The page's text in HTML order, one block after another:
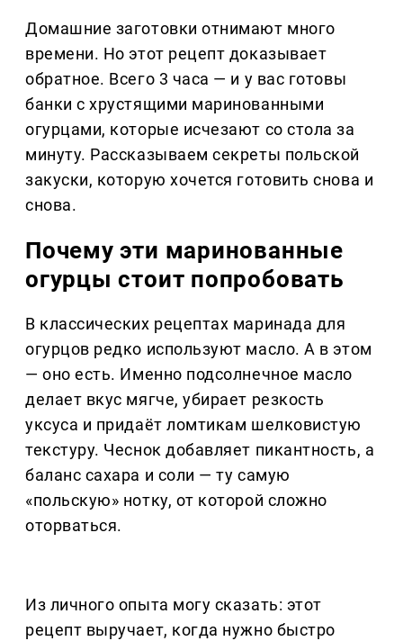
Домашние заготовки отнимают много
времени. Но этот рецепт доказывает
обратное. Всего 3 часа — и у вас готовы
банки с хрустящими маринованными
огурцами, которые исчезают со стола за
минуту. Рассказываем секреты польской
закуски, которую хочется готовить снова и
снова.
Почему эти маринованные
огурцы стоит попробовать
В классических рецептах маринада для
огурцов редко используют масло. А в этом
— оно есть. Именно подсолнечное масло
делает вкус мягче, убирает резкость
уксуса и придаёт ломтикам шелковистую
текстуру. Чеснок добавляет пикантность, а
баланс сахара и соли — ту самую
«польскую» нотку, от которой сложно
оторваться.
Из личного опыта могу сказать: этот
рецепт выручает, когда нужно быстро